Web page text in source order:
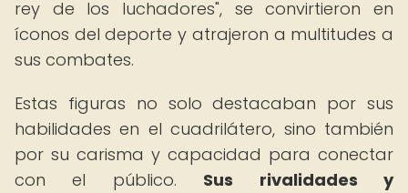
rey de los luchadores", se convirtieron en
íconos del deporte y atrajeron a multitudes a
sus combates.
Estas figuras no solo destacaban por sus
habilidades en el cuadrilátero, sino también
por su carisma y capacidad para conectar
con el público. Sus rivalidades y